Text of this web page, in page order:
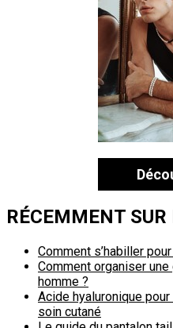
RÉCEMMENT
Comment s’habiller
Comment organiser
homme ?
Acide hyaluronique
soin cutané